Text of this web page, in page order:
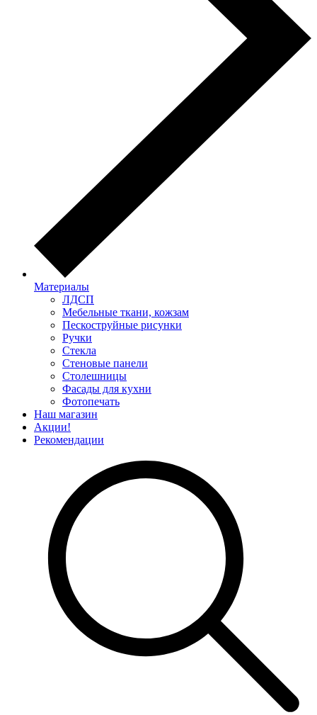
Материалы
ЛДСП
Мебельные ткани, кожзам
Пескоструйные рисунки
Ручки
Стекла
Стеновые панели
Столешницы
Фасады для кухни
Фотопечать
Наш магазин
Акции!
Рекомендации